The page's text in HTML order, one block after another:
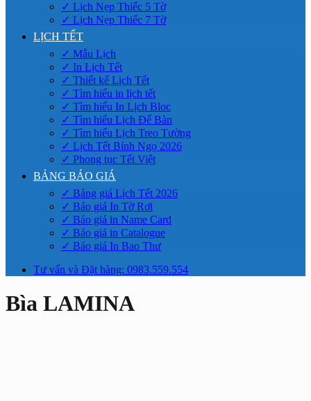
✓ Lịch Nẹp Thiếc 5 Tờ
✓ Lịch Nẹp Thiếc 7 Tờ
LỊCH TẾT
✓ Mẫu Lịch
✓ In Lịch Tết
✓ Thiết kế Lịch Tết
✓ Tìm hiểu in lịch tết
✓ Tìm hiểu In Lịch Bloc
✓ Tìm hiểu Lịch Để Bàn
✓ Tìm hiểu Lịch Treo Tường
✓ Lịch Tết Bính Ngọ 2026
✓ Phong tục Tết Việt
BẢNG BÁO GIÁ
✓ Bảng giá Lịch Tết 2026
✓ Báo giá In Tờ Rơi
✓ Báo giá in Name Card
✓ Báo giá in Catalogue
✓ Báo giá In Bao Thư
Tư vấn và Đặt hàng: 0983.559.554
Bìa LAMINA